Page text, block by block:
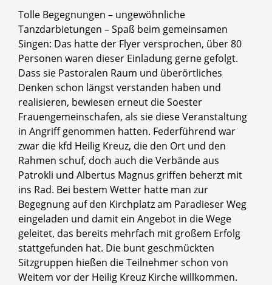
Tolle Begegnungen – ungewöhnliche
Tanzdarbietungen – Spaß beim gemeinsamen
Singen: Das hatte der Flyer versprochen, über 80
Personen waren dieser Einladung gerne gefolgt.
Dass sie Pastoralen Raum und überörtliches
Denken schon längst verstanden haben und
realisieren, bewiesen erneut die Soester
Frauengemeinschafen, als sie diese Veranstaltung
in Angriff genommen hatten. Federführend war
zwar die kfd Heilig Kreuz, die den Ort und den
Rahmen schuf, doch auch die Verbände aus
Patrokli und Albertus Magnus griffen beherzt mit
ins Rad. Bei bestem Wetter hatte man zur
Begegnung auf den Kirchplatz am Paradieser Weg
eingeladen und damit ein Angebot in die Wege
geleitet, das bereits mehrfach mit großem Erfolg
stattgefunden hat. Die bunt geschmückten
Sitzgruppen hießen die Teilnehmer schon von
Weitem vor der Heilig Kreuz Kirche willkommen.